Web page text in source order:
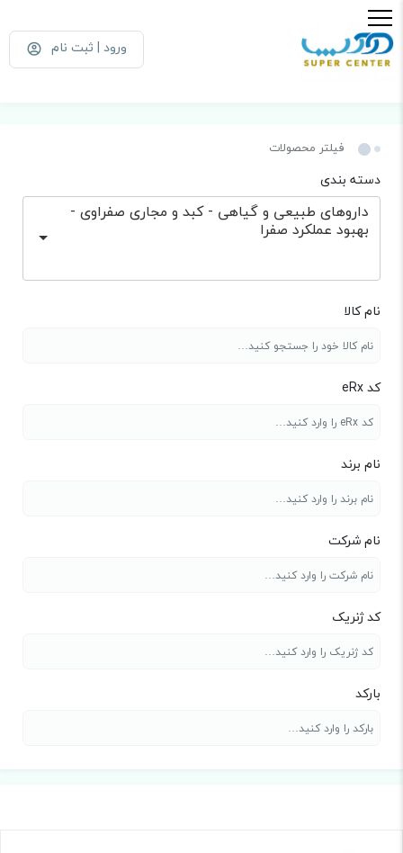
ورود | ثبت نام
فیلتر محصولات
دسته بندی
داروهای طبیعی و گیاهی - کبد و مجاری صفراوی -
بهبود عملکرد صفرا
نام کالا
کد eRx
نام برند
نام شرکت
کد ژنریک
بارکد